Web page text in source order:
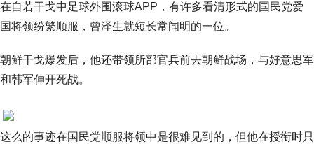
在自若干戈中足球外围滚球APP，有许多看清形式的国民党爱
国将领纷繁顺服，曾泽生就短长常闻明的一位。
朝鲜干戈爆发后，他还带领所部官兵前去朝鲜战场，与好意思军
和韩军伸开死战。
这么的事迹在国民党顺服将领中是很难见到的，但他在授衔时只